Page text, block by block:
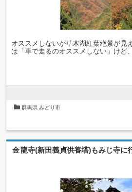
オススメしないが草木湖紅葉絶景が見
は「車で走るのオススメしない」けど
群馬県 みどり市
金龍寺(新田義貞供養塔)もみじ寺に